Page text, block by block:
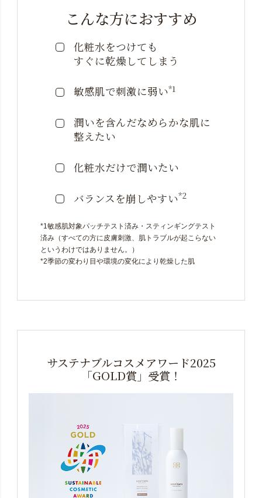
こんな方におすすめ
化粧水をつけても
すぐに乾燥してしまう
敏感肌で刺激に弱い*1
潤いを含んだなめらかな肌に
整えたい
化粧水だけで潤いたい
バランスを崩しやすい*2
*1敏感肌対象パッチテスト済み・スティンギングテスト
済み（すべての方に皮膚刺激、肌トラブルが起こらない
というわけではありません。）
*2季節の変わり目や環境の変化により乾燥した肌
サステナブルコスメアワード2025
「GOLD賞」受賞！